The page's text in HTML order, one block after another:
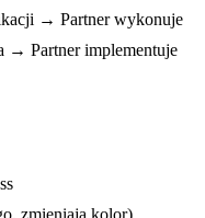
→ Partner wykonuje
→ Partner implementuje
zmieniają kolor)